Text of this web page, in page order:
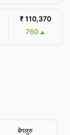
₹ 110,370
760
बेंगलुरु